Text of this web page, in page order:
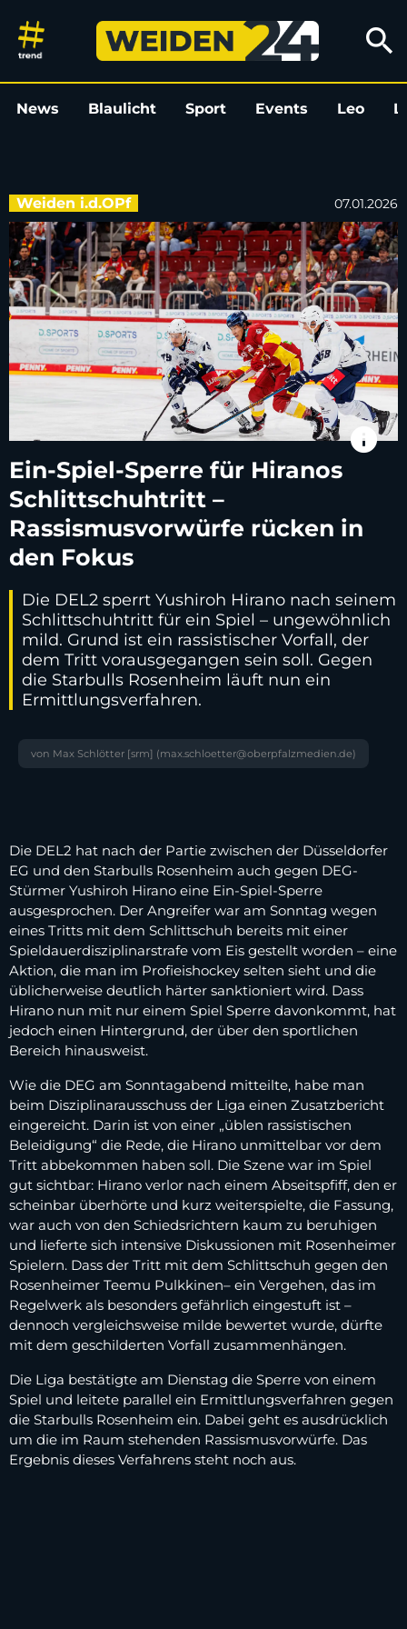
Ein-Spiel-Sperre für Hiranos
search
News Blaulicht Sport Events Leo
Weiden i.d.OPf 07.01.2026
info
Ein-Spiel-Sperre für Hiranos
Schlittschuhtritt –
Rassismusvorwürfe rücken in
den Fokus
Die DEL2 sperrt Yushiroh Hirano nach seinem
Schlittschuhtritt für ein Spiel – ungewöhnlich
mild. Grund ist ein rassistischer Vorfall, der
dem Tritt vorausgegangen sein soll. Gegen
die Starbulls Rosenheim läuft nun ein
Ermittlungsverfahren.
von Max Schlötter [srm] (max.schloetter@oberpfalzmedien.de)
Die DEL2 hat nach der Partie zwischen der Düsseldorfer
EG und den Starbulls Rosenheim auch gegen DEG-
Stürmer Yushiroh Hirano eine Ein-Spiel-Sperre
ausgesprochen. Der Angreifer war am Sonntag wegen
eines Tritts mit dem Schlittschuh bereits mit einer
Spieldauerdisziplinarstrafe vom Eis gestellt worden – eine
Aktion, die man im Profieishockey selten sieht und die
üblicherweise deutlich härter sanktioniert wird. Dass
Hirano nun mit nur einem Spiel Sperre davonkommt, hat
jedoch einen Hintergrund, der über den sportlichen
Bereich hinausweist.
Wie die DEG am Sonntagabend mitteilte, habe man
beim Disziplinarausschuss der Liga einen Zusatzbericht
eingereicht. Darin ist von einer „üblen rassistischen
Beleidigung“ die Rede, die Hirano unmittelbar vor dem
Tritt abbekommen haben soll. Die Szene war im Spiel
gut sichtbar: Hirano verlor nach einem Abseitspfiff, den er
scheinbar überhörte und kurz weiterspielte, die Fassung,
war auch von den Schiedsrichtern kaum zu beruhigen
und lieferte sich intensive Diskussionen mit Rosenheimer
Spielern. Dass der Tritt mit dem Schlittschuh gegen den
Rosenheimer Teemu Pulkkinen– ein Vergehen, das im
Regelwerk als besonders gefährlich eingestuft ist –
dennoch vergleichsweise milde bewertet wurde, dürfte
mit dem geschilderten Vorfall zusammenhängen.
Die Liga bestätigte am Dienstag die Sperre von einem
Spiel und leitete parallel ein Ermittlungsverfahren gegen
die Starbulls Rosenheim ein. Dabei geht es ausdrücklich
um die im Raum stehenden Rassismusvorwürfe. Das
Ergebnis dieses Verfahrens steht noch aus.